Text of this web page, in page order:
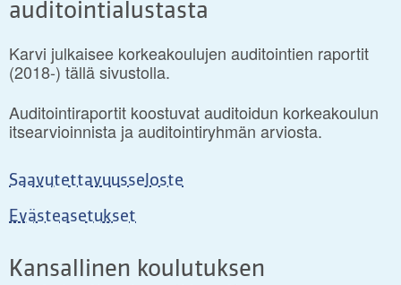
auditointialustasta
Karvi julkaisee korkeakoulujen auditointien raportit
(2018-) tällä sivustolla.
Auditointiraportit koostuvat auditoidun korkeakoulun
itsearvioinnista ja auditointiryhmän arviosta.
Saavutettavuusseloste
Evästeasetukset
Kansallinen koulutuksen